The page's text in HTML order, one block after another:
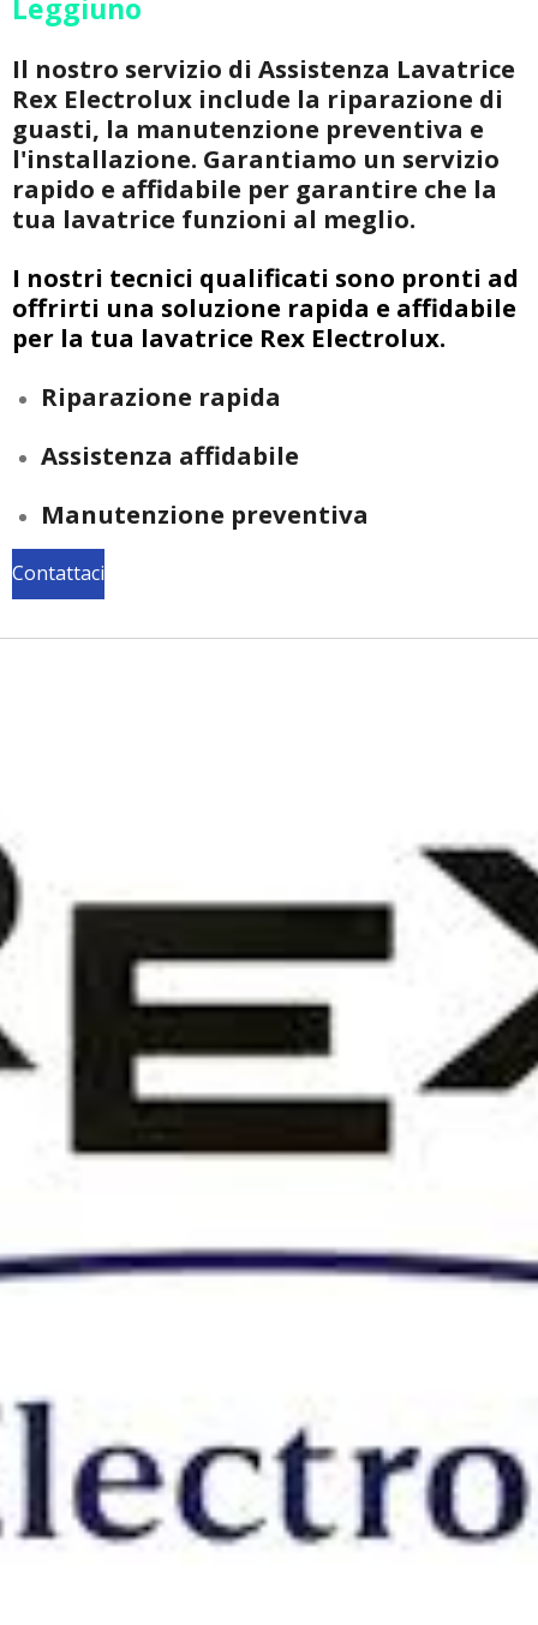
Leggiuno
Il nostro servizio di Assistenza Lavatrice
Rex Electrolux include la riparazione di
guasti, la manutenzione preventiva e
l'installazione. Garantiamo un servizio
rapido e affidabile per garantire che la
tua lavatrice funzioni al meglio.
I nostri tecnici qualificati sono pronti ad
offrirti una soluzione rapida e affidabile
per la tua lavatrice Rex Electrolux.
Riparazione rapida
Assistenza affidabile
Manutenzione preventiva
Contattaci